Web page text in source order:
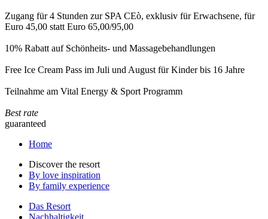
Zugang für 4 Stunden zur SPA CEò, exklusiv für Erwachsene, für
Euro 45,00 statt Euro 65,00/95,00
10% Rabatt auf Schönheits- und Massagebehandlungen
Free Ice Cream Pass im Juli und August für Kinder bis 16 Jahre
Teilnahme am Vital Energy & Sport Programm
Best rate
guaranteed
Home
Discover the resort
By love inspiration
By family experience
Das Resort
Nachhaltigkeit